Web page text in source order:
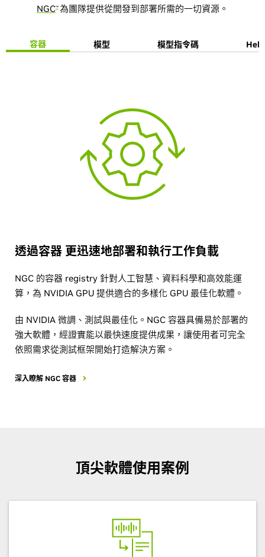
NGC™ 為團隊提供從開發到部署所需的一切資源。
容器 模型 模型指令碼
透過容器 更迅速地部署和執行工作負載
NGC 的容器 registry 針對人工智慧、資料科學和高效能運
算，為 NVIDIA GPU 提供適合的多樣化 GPU 最佳化軟體。
由 NVIDIA 微調、測試與最佳化。NGC 容器具備易於部署的
強大軟體，經證實能以最快速度提供成果，讓使用者可完全
依照需求從測試框架開始打造解決方案。
深入瞭解 NGC 容器
頂尖軟體使用案例